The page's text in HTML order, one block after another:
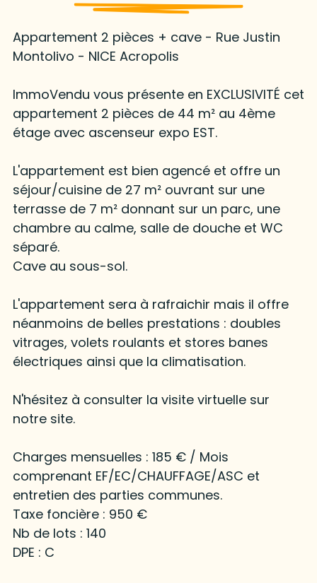
Appartement 2 pièces + cave - Rue Justin
Montolivo - NICE Acropolis
ImmoVendu vous présente en EXCLUSIVITÉ cet
appartement 2 pièces de 44 m² au 4ème
étage avec ascenseur expo EST.
L'appartement est bien agencé et offre un
séjour/cuisine de 27 m² ouvrant sur une
terrasse de 7 m² donnant sur un parc, une
chambre au calme, salle de douche et WC
séparé.
Cave au sous-sol.
L'appartement sera à rafraichir mais il offre
néanmoins de belles prestations : doubles
vitrages, volets roulants et stores banes
électriques ainsi que la climatisation.
N'hésitez à consulter la visite virtuelle sur
notre site.
Charges mensuelles : 185 € / Mois
comprenant EF/EC/CHAUFFAGE/ASC et
entretien des parties communes.
Taxe foncière : 950 €
Nb de lots : 140
DPE : C